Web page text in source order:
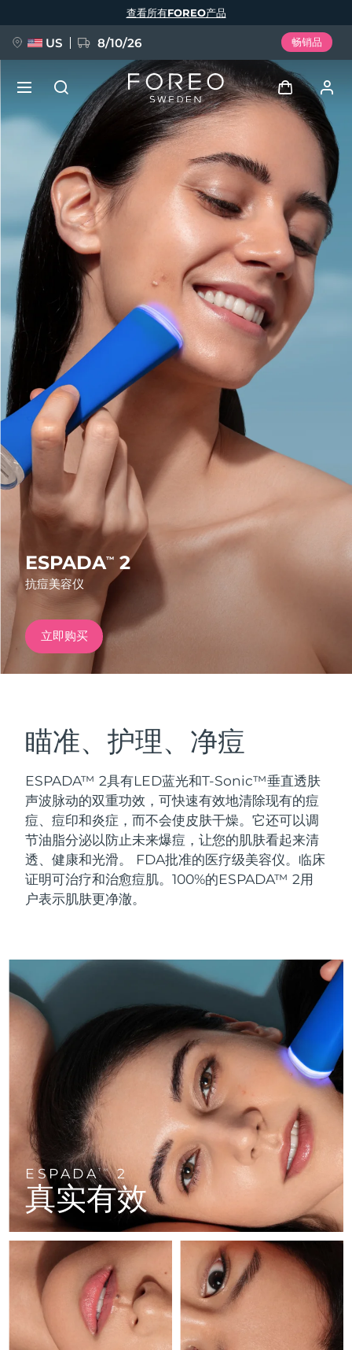
ESPADA™ 2
抗痘美容仪
立即购买
瞄准、护理、净痘
ESPADA™ 2具有LED蓝光和T-Sonic™垂直透肤
声波脉动的双重功效，可快速有效地清除现有的痘
痘、痘印和炎症，而不会使皮肤干燥。它还可以调
节油脂分泌以防止未来爆痘，让您的肌肤看起来清
透、健康和光滑。
FDA批准的医疗级美容仪。临床
证明可治疗和治愈痘肌。100%的ESPADA™ 2用
户表示肌肤更净澈。
ESPADATM2
真实有效
查看所有FOREO产品
US 8/10/26 畅销品
登录
用户信息
我的设备
我的订单
我的地址
我的订阅
新品
FAQ™ Pure Beauty-Tech Elixir
BREAKING NEWS
issa™ Teeth Whitening Set
FAQ™ Dual LED Panel
热门产品
特别优惠
红光疗法
面部清洁
LUNA™ 4 套装
Anti-aging massage
LUNA™ 4 Plus
LUNA™ 4 Men
For men, anti-aging massage
LUNA™ 4 mini
For young skin, T-zone
LUNA™ 4 go
For travel or gym bag
LUNA™ 护肤
Premium cleansers & balm
LUNA™ 设备
All facial cleansing devices
紧致提拉
BEAR™ 2 套装
Microcurrent toning
BEAR™ 2 go
BEAR™ 2 eyes & lips
Microcurrent line smoothing device
面部提拉护理
Premium anti-aging skincare
BEAR™ 设备
All premium facelift devices
补水保湿
Near-infrared and red light therapy
UFO™ 3 mini
Red light therapy device for young skin
UFO™ 3 go
Portable red light therapy
面膜
Rejuvenation & hydration
UFO™ 设备
All deep facial hydration devices
issa™ 4 plus
Smart hybrid silicone sonic toothbrush
issa™ 4 smile
Hybrid silicone sonic toothbrush
issa™ 4 baby
For ages 0-3
issa™ Teeth Whitening Set
Dual LED + sonic device & 18% PAP gel
ISSA™ 设备
All silicone sonic toothbrushes
FAQ™ 101
Clinical anti-aging
FAQ™ 102
Advanced clinical anti-aging
FAQ™ 103
Luxurious clinical anti-aging set
FAQ™ P1 Primer
Manuka honey primer
LED治疗
NEW
FAQ™ 201
LED mask
FAQ™ 202
LED mask
FAQ™ 211
Anti-aging neck & décolleté LED mask
FAQ™ 221
Anti-aging LED hand mask
生发
FAQ™ 301
LED hair strengthening scalp massager
FAQ™ Scalp Serum
Scalp recovery probiotic serum
FAQ™护肤品
All FAQ™ skincare
肌肤年轻化
NEW
FAQ™ 501
Full-Spectrum Red Light Therapy
FAQ™ 502
Full-Spectrum Red Light Therapy
FAQ™ Red Light Serum
保健品
NEW
专业治疗
语言
English Deutsch
Español
Français
Português
Polski
Русский
Türkçe
简体中文 繁體中文
发货国家
美国 预计送达日期
英国 预计送达日期
西班牙 09/08/2026
澳大利亚 预计送达日期
预计送达日期
德国
加拿大
奥地利 预计送达日期
比利时 预计送达日期09/08/2026
百慕大 预计送达日期15/08/2026
波斯尼亚和黑塞哥维那 预计送达日期12/08/2026
加拿大 预计送达日期13/08/2026
智利 预计送达日期13/08/2026
中国 预计送达日期09/08/2026
哥伦比亚 预计送达日期
克罗地亚 预计送达日期 09/08/2026
塞浦路斯 10/08/2026
捷克 09/08/2026
丹麦 预计送达日期09/08/2026
爱沙尼亚 预计送达日期 09/08/2026
芬兰 预计送达日期 09/08/2026